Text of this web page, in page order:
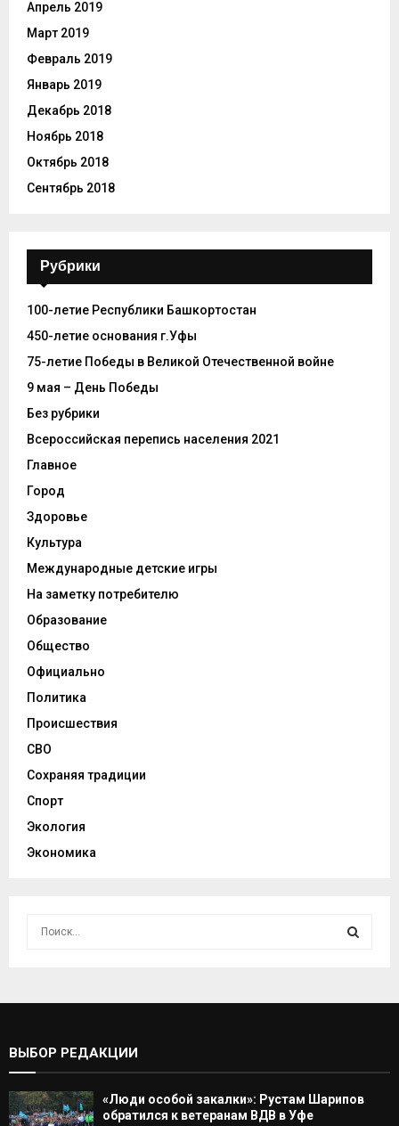
Апрель 2019
Март 2019
Февраль 2019
Январь 2019
Декабрь 2018
Ноябрь 2018
Октябрь 2018
Сентябрь 2018
Рубрики
100-летие Республики Башкортостан
450-летие основания г.Уфы
75-летие Победы в Великой Отечественной войне
9 мая – День Победы
Без рубрики
Всероссийская перепись населения 2021
Главное
Город
Здоровье
Культура
Международные детские игры
На заметку потребителю
Образование
Общество
Официально
Политика
Происшествия
СВО
Сохраняя традиции
Спорт
Экология
Экономика
С
А
ВЫБОР РЕДАКЦИИ
«Люди особой закалки»: Рустам Шарипов
обратился к ветеранам ВДВ в Уфе